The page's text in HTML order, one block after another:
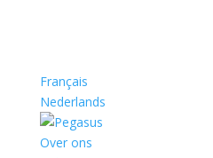
Français
Nederlands
Over ons